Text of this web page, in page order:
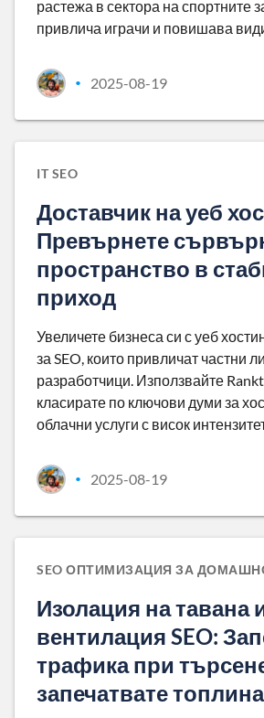
растежа в сектора на спортните
привлича играчи и повишава
• 2025-08-19
IT SEO
Доставчик на уеб
Превърнете
пространство в
приход
Увеличете бизнеса си с уеб
за SEO, които привличат частни
разработчици. Използвайте
класирате по ключови думи за
облачни услуги с висок
• 2025-08-19
SEO ОПТИМИЗАЦИЯ ЗА
Изолация на тавана
вентилация SEO:
трафика при
запечатвате